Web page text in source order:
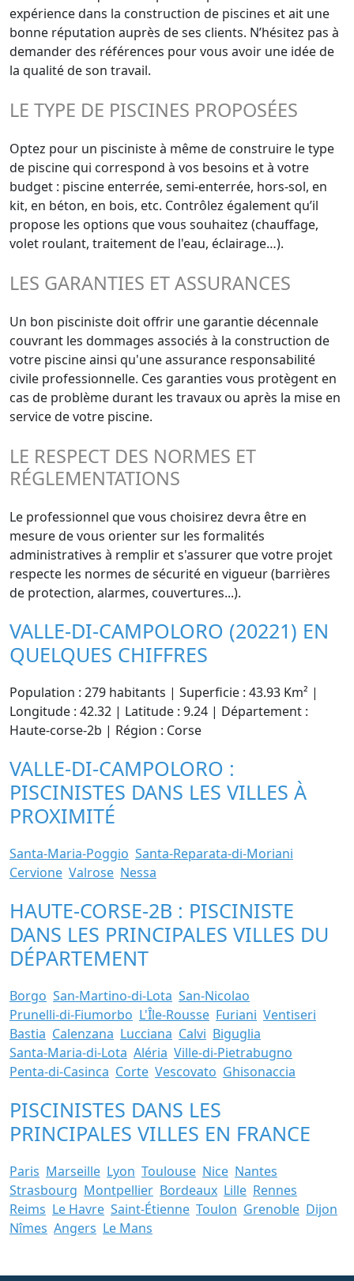
expérience dans la construction de piscines et ait une
bonne réputation auprès de ses clients. N’hésitez pas à
demander des références pour vous avoir une idée de
la qualité de son travail.
LE TYPE DE PISCINES PROPOSÉES
Optez pour un pisciniste à même de construire le type
de piscine qui correspond à vos besoins et à votre
budget : piscine enterrée, semi-enterrée, hors-sol, en
kit, en béton, en bois, etc. Contrôlez également qu’il
propose les options que vous souhaitez (chauffage,
volet roulant, traitement de l'eau, éclairage…).
LES GARANTIES ET ASSURANCES
Un bon pisciniste doit offrir une garantie décennale
couvrant les dommages associés à la construction de
votre piscine ainsi qu'une assurance responsabilité
civile professionnelle. Ces garanties vous protègent en
cas de problème durant les travaux ou après la mise en
service de votre piscine.
LE RESPECT DES NORMES ET
RÉGLEMENTATIONS
Le professionnel que vous choisirez devra être en
mesure de vous orienter sur les formalités
administratives à remplir et s'assurer que votre projet
respecte les normes de sécurité en vigueur (barrières
de protection, alarmes, couvertures...).
VALLE-DI-CAMPOLORO (20221) EN
QUELQUES CHIFFRES
Population : 279 habitants | Superficie : 43.93 Km² |
Longitude : 42.32 | Latitude : 9.24 | Département :
Haute-corse-2b | Région : Corse
VALLE-DI-CAMPOLORO :
PISCINISTES DANS LES VILLES À
PROXIMITÉ
Santa-Maria-Poggio Santa-Reparata-di-Moriani
Cervione Valrose Nessa
HAUTE-CORSE-2B : PISCINISTE
DANS LES PRINCIPALES VILLES DU
DÉPARTEMENT
Borgo San-Martino-di-Lota San-Nicolao
Prunelli-di-Fiumorbo L'Île-Rousse Furiani Ventiseri
Bastia Calenzana Lucciana Calvi Biguglia
Santa-Maria-di-Lota Aléria Ville-di-Pietrabugno
Penta-di-Casinca Corte Vescovato Ghisonaccia
PISCINISTES DANS LES
PRINCIPALES VILLES EN FRANCE
Paris Marseille Lyon Toulouse Nice Nantes
Strasbourg Montpellier Bordeaux Lille Rennes
Reims Le Havre Saint-Étienne Toulon Grenoble Dijon
Nîmes Angers Le Mans